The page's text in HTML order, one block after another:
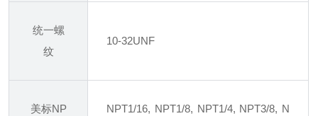
统一螺
纹
10-32UNF
美标NP
NPT1/16, NPT1/8, NPT1/4, NPT3/8, N